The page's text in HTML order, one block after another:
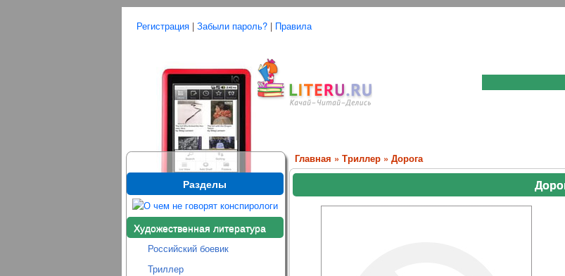
Регистрация| Забыли пароль?| Правила
Разделы
Художественная литература
Российский боевик
Триллер
Главная » Триллер» Дорога